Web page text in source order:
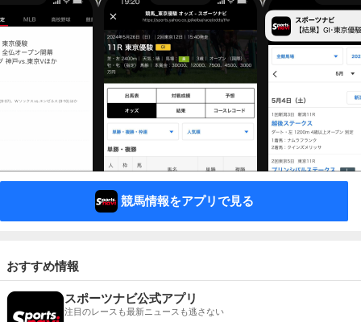
競馬情報をアプリで見る
おすすめ情報
スポーツナビ公式アプリ
注目のレースも最新ニュースも逃さない